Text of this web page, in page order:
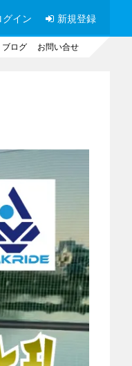
グイン 新規登録
ブログ お問い合せ